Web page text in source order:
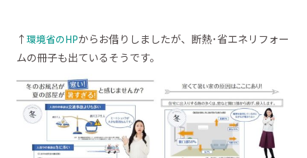
↑ 環境省のHPからお借りしましたが、断熱･省エネリフォー
ムの冊子も出ているそうです。